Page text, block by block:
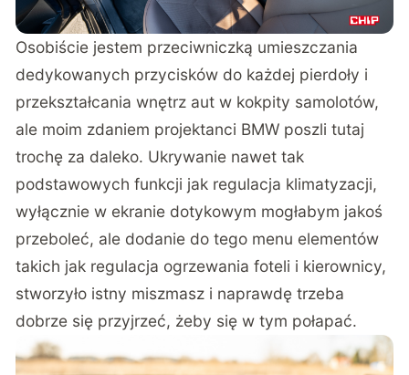
Osobiście jestem przeciwniczką umieszczania
dedykowanych przycisków do każdej pierdoły i
przekształcania wnętrz aut w kokpity samolotów,
ale moim zdaniem projektanci BMW poszli tutaj
trochę za daleko. Ukrywanie nawet tak
podstawowych funkcji jak regulacja klimatyzacji,
wyłącznie w ekranie dotykowym mogłabym jakoś
przeboleć, ale dodanie do tego menu elementów
takich jak regulacja ogrzewania foteli i kierownicy,
stworzyło istny miszmasz i naprawdę trzeba
dobrze się przyjrzeć, żeby się w tym połapać.